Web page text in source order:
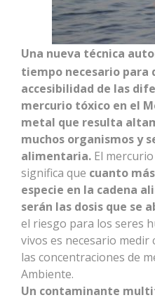
Una nueva técnica
tiempo necesario para
accesibilidad de las
mercurio tóxico en el
metal que resulta
muchos organismos y
alimentaria. El
significa que cuanto
especie en la cadena
serán las dosis que se
el riesgo para los seres
vivos es necesario medir
las concentraciones de
Ambiente.
Un contaminante